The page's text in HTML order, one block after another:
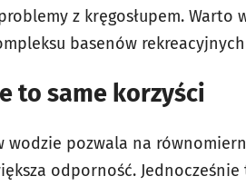
z kręgosłupem.
basenów
to same korzyści
wodzie pozwala na
odporność.